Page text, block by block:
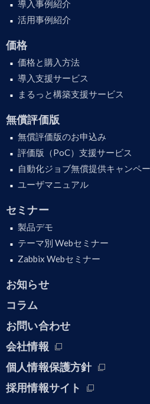
導入事例紹介
活用事例紹介
価格
価格と購入方法
導入支援サービス
まるっと構築支援サービス
無償評価版
無償評価版のお申込み
評価版（PoC）支援サービス
自動化ジョブ無償提供キャンペ
ユーザマニュアル
セミナー
製品デモ
テーマ別 Webセミナー
Zabbix Webセミナー
お知らせ
コラム
お問い合わせ
会社情報
個人情報保護方針
採用情報サイト